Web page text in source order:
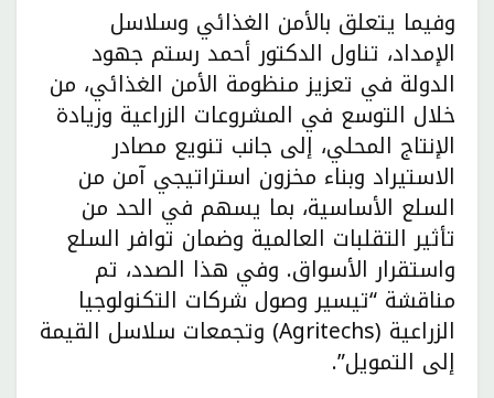
وفيما يتعلق بالأمن الغذائي وسلاسل
الإمداد، تناول الدكتور أحمد رستم جهود
الدولة في تعزيز منظومة الأمن الغذائي، من
خلال التوسع في المشروعات الزراعية وزيادة
الإنتاج المحلي، إلى جانب تنويع مصادر
الاستيراد وبناء مخزون استراتيجي آمن من
السلع الأساسية، بما يسهم في الحد من
تأثير التقلبات العالمية وضمان توافر السلع
واستقرار الأسواق. وفي هذا الصدد، تم
مناقشة “تيسير وصول شركات التكنولوجيا
الزراعية (Agritechs) وتجمعات سلاسل القيمة
إلى التمويل”.